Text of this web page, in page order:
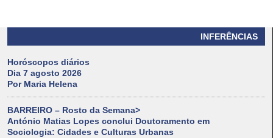
INFERÊNCIAS
Horóscopos diários
Dia 7 agosto 2026
Por Maria Helena
BARREIRO – Rosto da Semana>
António Matias Lopes conclui Doutoramento em
Sociologia: Cidades e Culturas Urbanas